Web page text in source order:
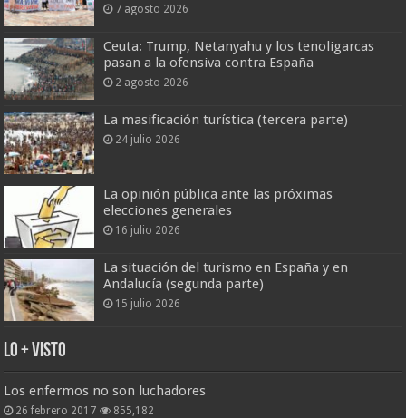
7 agosto 2026
Ceuta: Trump, Netanyahu y los tenoligarcas
pasan a la ofensiva contra España
2 agosto 2026
La masificación turística (tercera parte)
24 julio 2026
La opinión pública ante las próximas
elecciones generales
16 julio 2026
La situación del turismo en España y en
Andalucía (segunda parte)
15 julio 2026
Lo + Visto
Los enfermos no son luchadores
26 febrero 2017 855,182